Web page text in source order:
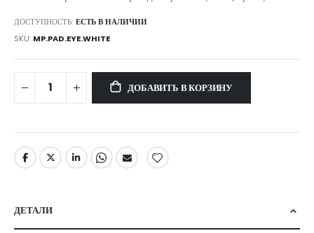
ДОСТУПНОСТЬ: ЕСТЬ В НАЛИЧИИ
SKU MP.PAD.EYE.WHITE
ДОБАВИТЬ В КОРЗИНУ
ДЕТАЛИ